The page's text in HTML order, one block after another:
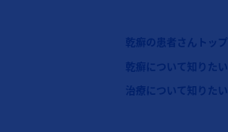
乾癬の患者さんトップ
乾癬について知りたい
治療について知りたい